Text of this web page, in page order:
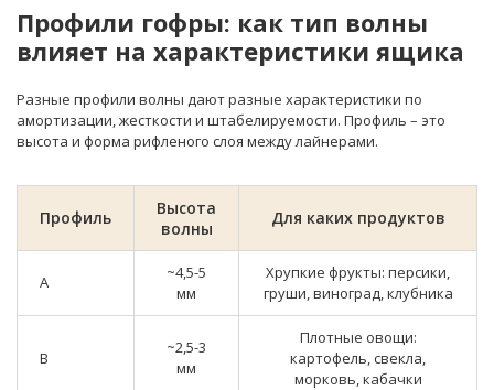
Профили гофры: как тип волны
влияет на характеристики ящика
Разные профили волны дают разные характеристики по
амортизации, жесткости и штабелируемости. Профиль – это
высота и форма рифленого слоя между лайнерами.
Профиль
Высота
волны
Для каких продуктов
A
~4,5-5
мм
Хрупкие фрукты: персики,
груши, виноград, клубника
B
~2,5-3
мм
Плотные овощи:
картофель, свекла,
морковь, кабачки